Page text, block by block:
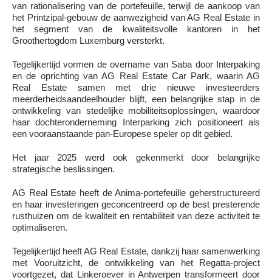
van rationalisering van de portefeuille, terwijl de aankoop van
het Printzipal-gebouw de aanwezigheid van AG Real Estate in
het segment van de kwaliteitsvolle kantoren in het
Groothertogdom Luxemburg versterkt.
Tegelijkertijd vormen de overname van Saba door Interpaking
en de oprichting van AG Real Estate Car Park, waarin AG
Real Estate samen met drie nieuwe investeerders
meerderheidsaandeelhouder blijft, een belangrijke stap in de
ontwikkeling van stedelijke mobiliteitsoplossingen, waardoor
haar dochteronderneming Interparking zich positioneert als
een vooraanstaande pan-Europese speler op dit gebied.
Het jaar 2025 werd ook gekenmerkt door belangrijke
strategische beslissingen.
AG Real Estate heeft de Anima-portefeuille geherstructureerd
en haar investeringen geconcentreerd op de best presterende
rusthuizen om de kwaliteit en rentabiliteit van deze activiteit te
optimaliseren.
Tegelijkertijd heeft AG Real Estate, dankzij haar samenwerking
met Vooruitzicht, de ontwikkeling van het Regatta-project
voortgezet, dat Linkeroever in Antwerpen transformeert door